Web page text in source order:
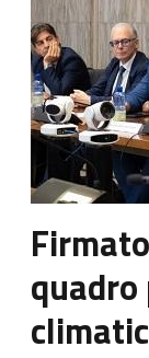
quadro